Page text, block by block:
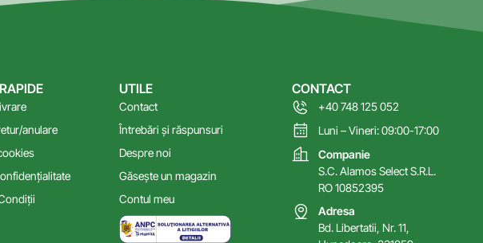
anulare
UTILE
Contact
Întrebări și răspunsuri
Despre noi
Găsește un magazin
Contul meu
CONTACT
+40 748 125 052
Luni – Vineri: 09:00-17:00
Companie
S.C. Alamos Select S.R.L.
RO 10852395
Adresa
Bd. Libertatii, Nr. 11,